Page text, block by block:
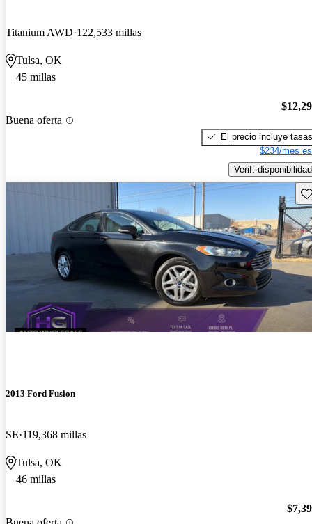
Titanium AWD 122,533 millas
Tulsa, OK
45 millas
Buena oferta
El precio incluye tasas
$234/mes
Verif. disponibilidad
2013 Ford Fusion
SE 119,368 millas
Tulsa, OK
46 millas